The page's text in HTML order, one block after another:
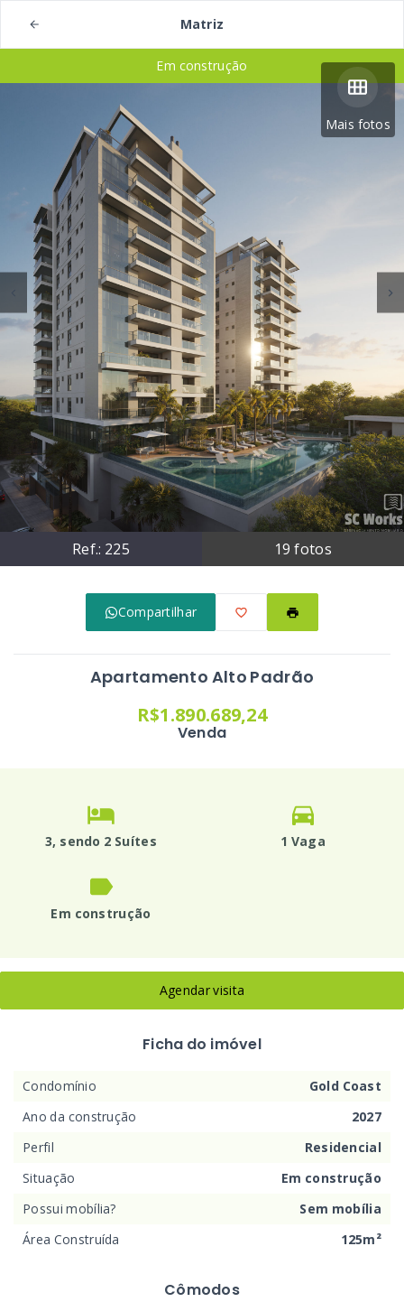
Matriz
Mais fotos
Ref.: 225 19 fotos
Em construção
Compartilhar
Apartamento Alto Padrão
R$1.890.689,24
Venda
3, sendo 2 Suítes 1 Vaga
Em construção
Cômodos
Agendar visita
Ficha do imóvel
Condomínio
Gold Coast
Ano da construção
2027
Perfil
Residencial
Situação
Em construção
Possui mobília?
Sem mobília
Área Construída
125m²